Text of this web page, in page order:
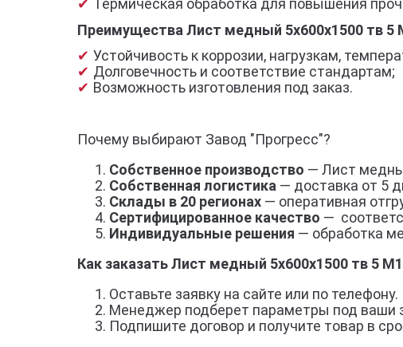
Термическая обработка для повышения
Преимущества Лист медный 5х600х1500 тв 5
Устойчивость к коррозии, нагрузкам,
Долговечность и соответствие стандартам;
Возможность изготовления под заказ.
Почему выбирают Завод "Прогресс"?
Собственное производство — Лист
Собственная логистика — доставка от 5
Склады в 20 регионах — оперативная
Сертифицированное качество —
Индивидуальные решения — обработка
Как заказать Лист медный 5х600х1500 тв 5 М1
Оставьте заявку на сайте или по телефону.
Менеджер подберет параметры под ваши
Подпишите договор и получите товар в